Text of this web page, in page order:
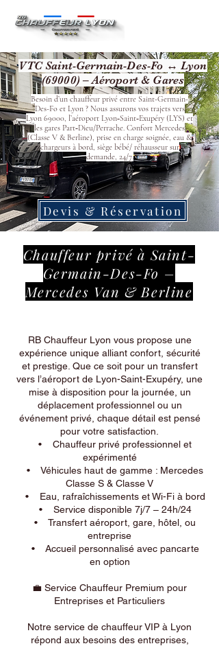
VTC Saint-Germain-Des-Fo ↔ Lyon
(69000) – Aéroport & Gares
Besoin d’un chauffeur privé entre Saint-Germain-
Des-Fo et Lyon ? Nous assurons vos trajets vers
Lyon 69000, l’aéroport Lyon‑Saint‑Exupéry (LYS) et
les gares Part‑Dieu/Perrache. Confort Mercedes
(Classe V & Berline), prise en charge soignée, eau &
chargeurs à bord, siège bébé/ réhausseur sur
demande, 24/7.
Devis & Réservation
Chauffeur privé à Saint-
Germain-Des-Fo –
Mercedes Van & Berline
RB Chauffeur Lyon vous propose une
expérience unique alliant confort, sécurité
et prestige. Que ce soit pour un transfert
vers l’aéroport de Lyon-Saint-Exupéry, une
mise à disposition pour la journée, un
déplacement professionnel ou un
événement privé, chaque détail est pensé
pour votre satisfaction.
• Chauffeur privé professionnel et
expérimenté
• Véhicules haut de gamme : Mercedes
Classe S & Classe V
• Eau, rafraîchissements et Wi-Fi à bord
• Service disponible 7j/7 – 24h/24
• Transfert aéroport, gare, hôtel, ou
entreprise
• Accueil personnalisé avec pancarte
en option
💼 Service Chauffeur Premium pour
Entreprises et Particuliers
Notre service de chauffeur VIP à Lyon
répond aux besoins des entreprises,